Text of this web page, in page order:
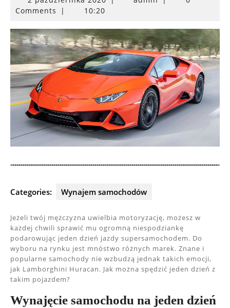
Comments
| 10:20
Categories: Wynajem samochodów
Jeżeli twój mężczyzna uwielbia motoryzację, możesz w
każdej chwili sprawić mu ogromną niespodziankę
podarowując jeden dzień jazdy supersamochodem. Do
wyboru na rynku jest mnóstwo różnych marek. Znane i
popularne samochody nie wzbudzą jednak takich emocji,
jak Lamborghini Huracan. Jak można spędzić jeden dzień z
takim pojazdem?
Wynajęcie samochodu na jeden dzień